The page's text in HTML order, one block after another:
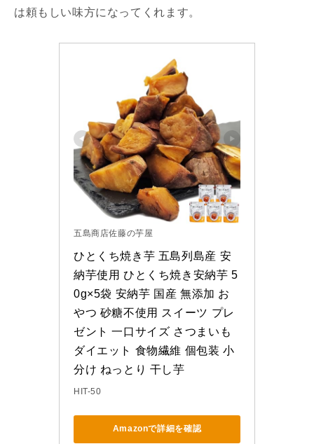
は頼もしい味方になってくれます。
五島商店佐藤の芋屋
ひとくち焼き芋 五島列島産 安
納芋使用 ひとくち焼き安納芋 5
0g×5袋 安納芋 国産 無添加 お
やつ 砂糖不使用 スイーツ プレ
ゼント 一口サイズ さつまいも
ダイエット 食物繊維 個包装 小
分け ねっとり 干し芋
HIT-50
Amazonで詳細を確認